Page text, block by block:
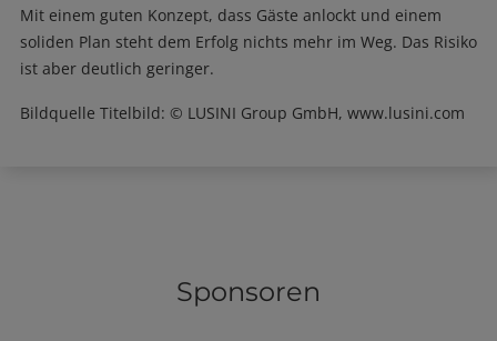
Mit einem guten Konzept, dass Gäste anlockt und einem
soliden Plan steht dem Erfolg nichts mehr im Weg. Das Risiko
ist aber deutlich geringer.
Bildquelle Titelbild: © LUSINI Group GmbH, www.lusini.com
Sponsoren